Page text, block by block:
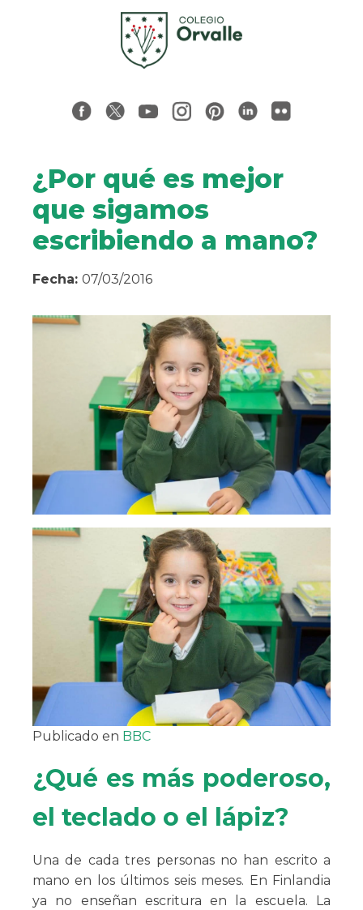
¿Por qué es mejor
que sigamos
escribiendo a mano?
Fecha: 07/03/2016
Publicado en BBC
¿Qué es más poderoso,
el teclado o el lápiz?
Una de cada tres personas no han escrito a
mano en los últimos seis meses. En Finlandia
ya no enseñan escritura en la escuela. La